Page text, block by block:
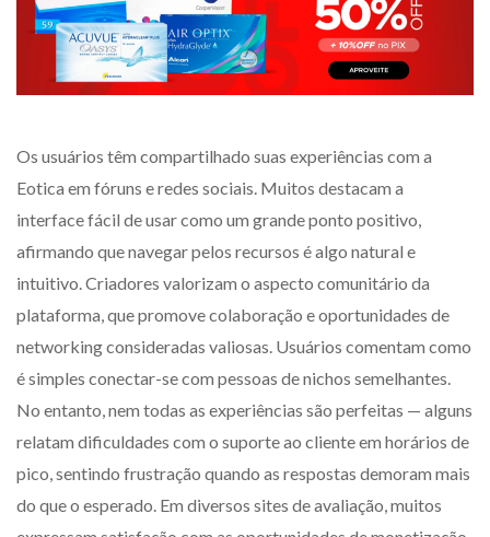
Os usuários têm compartilhado suas experiências com a
Eotica em fóruns e redes sociais. Muitos destacam a
interface fácil de usar como um grande ponto positivo,
afirmando que navegar pelos recursos é algo natural e
intuitivo. Criadores valorizam o aspecto comunitário da
plataforma, que promove colaboração e oportunidades de
networking consideradas valiosas. Usuários comentam como
é simples conectar-se com pessoas de nichos semelhantes.
No entanto, nem todas as experiências são perfeitas — alguns
relatam dificuldades com o suporte ao cliente em horários de
pico, sentindo frustração quando as respostas demoram mais
do que o esperado. Em diversos sites de avaliação, muitos